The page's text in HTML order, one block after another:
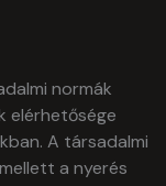
normák
elérhetősége
A társadalmi
a nyerés